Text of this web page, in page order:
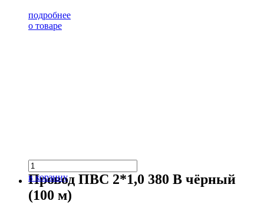
подробнее
о товаре
в корзину
Провод ПВС 2*1,0 380 В чёрный
(100 м)